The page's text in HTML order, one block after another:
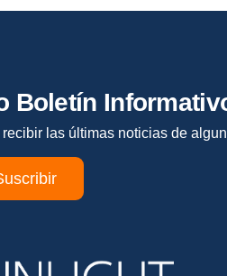
Boletín
las últimas noticias de